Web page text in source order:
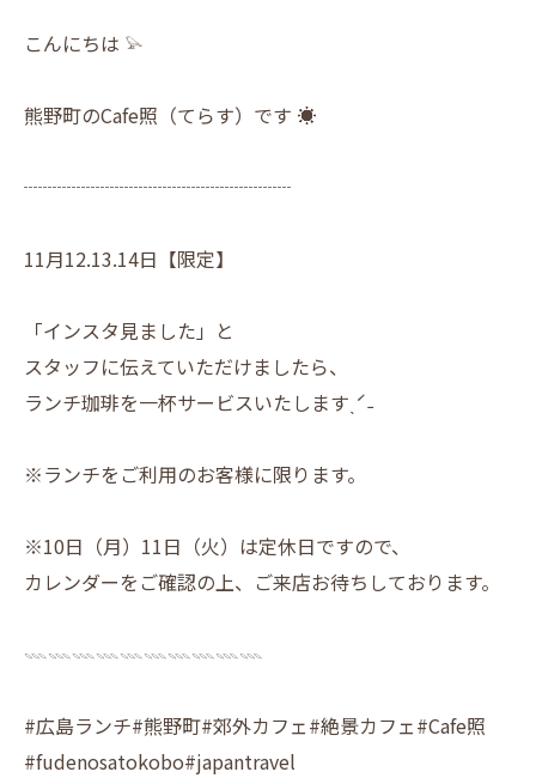
こんにちは 𓅫
熊野町のCafe照（てらす）です ☀︎
┈┈┈┈┈┈┈┈┈┈┈┈┈┈
11月12.13.14日【限定】
「インスタ見ました」と
スタッフに伝えていただけましたら、
ランチ珈琲を一杯サービスいたしますˎˊ˗
※ランチをご利用のお客様に限ります。
※10日（月）11日（火）は定休日ですので、
カレンダーをご確認の上、ご来店お待ちしております。
𓇠𓇠𓇠𓇠𓇠𓇠𓇠𓇠𓇠𓇠
#広島ランチ#熊野町#郊外カフェ#絶景カフェ#Cafe照
#fudenosatokobo#japantravel